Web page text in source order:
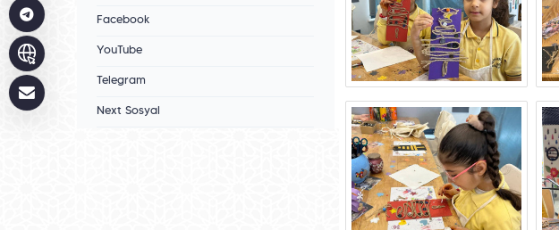
Facebook
YouTube
Telegram
Next Sosyal